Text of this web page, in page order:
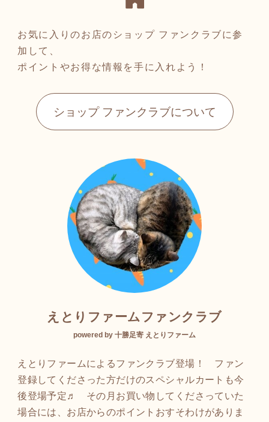
お気に入りのお店のショップ ファンクラブに参
加して、
ポイントやお得な情報を手に入れよう！
ショップ ファンクラブについて
えとりファームファンクラブ
powered by 十勝足寄 えとりファーム
えとりファームによるファンクラブ登場！ ファン
登録してくださった方だけのスペシャルカートも今
後登場予定♬ その月お買い物してくださっていた
場合には、お店からのポイントおすそわけがありま